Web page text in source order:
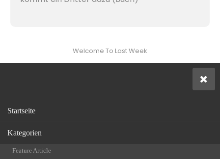
Welcome To Last Week
Startseite
Kategorien
Feature Article